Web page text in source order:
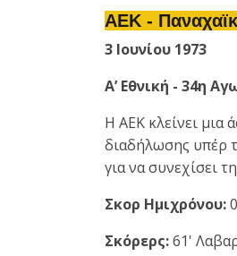
AEK -
3 Ιουνίου 1973
Α’ Εθνική - 34η
Η ΑΕΚ κλείνει μια
διαδήλωσης υπέρ
για να συνεχίσει
Σκορ Ημιχρόνου:
Σκόρερς:61'